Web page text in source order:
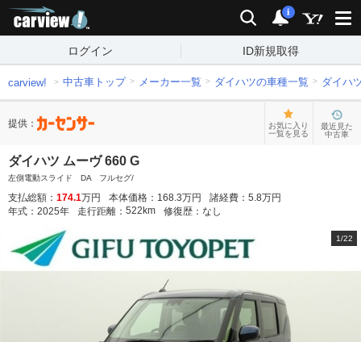
検索 通知
i
ログイン ID新規取得
carview! 中古車トップ メーカー一覧 ダイハツの車種一覧 ダイハ
提供：
お気に入り
一覧を見る
最近見た
中古車
ダイハツ ムーヴ 660 G
左側電動スライド DA フルセグ/
支払総額： 174.1万円 本体価格： 168.3万円 諸経費： 5.8万円
年式： 2025年 走行距離： 522 km 修復歴： なし
1/22